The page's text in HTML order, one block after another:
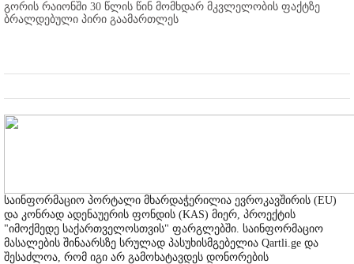
გორის რაიონში 30 წლის წინ მომხდარ მკვლელობის ფაქტზე
ბრალდებული პირი გაამართლეს
საინფორმაციო პორტალი მხარდაჭერილია ევროკავშირის (EU)
და კონრად ადენაუერის ფონდის (KAS) მიერ, პროექტის
"იმოქმედე საქართველოსთვის" ფარგლებში. საინფორმაციო
მასალების შინაარსზე სრულად პასუხისმგებელია Qartli.ge და
შესაძლოა, რომ იგი არ გამოხატავდეს დონორების